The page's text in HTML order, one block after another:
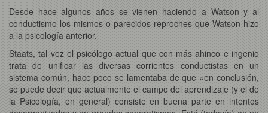
Desde hace algunos años se vienen haciendo a Watson y al
conductismo los mismos o parecidos reproches que Watson hizo
a la psicología anterior.
Staats, tal vez el psicólogo actual que con más ahinco e ingenio
trata de unificar las diversas corrientes conductistas en un
sistema común, hace poco se lamentaba de que «en conclusión,
se puede decir que actualmente el campo del aprendizaje (y el de
la Psicología, en general) consiste en buena parte en intentos